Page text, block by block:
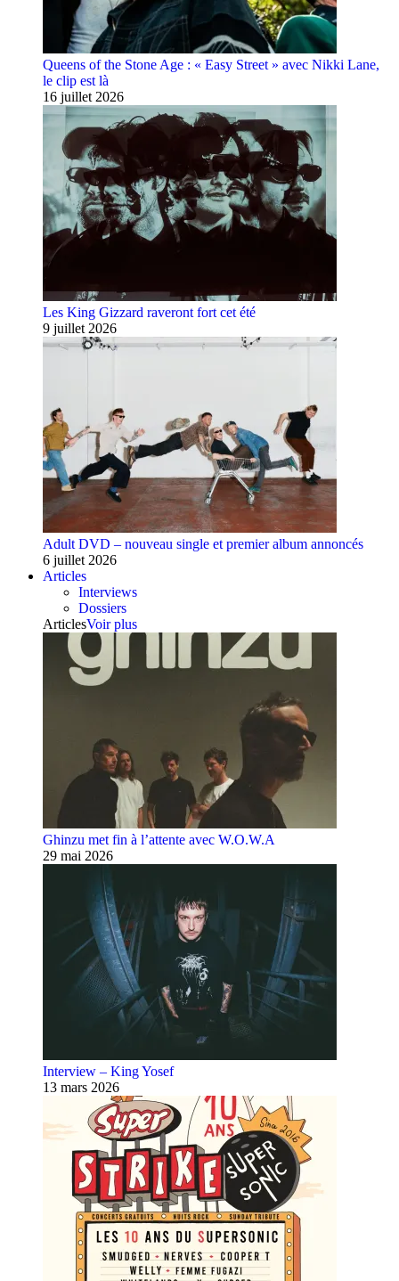
Queens of the Stone Age : « Easy Street » avec Nikki Lane,
le clip est là
16 juillet 2026
Les King Gizzard raveront fort cet été
9 juillet 2026
Adult DVD – nouveau single et premier album annoncés
6 juillet 2026
Articles
Interviews
Dossiers
ArticlesVoir plus
Ghinzu met fin à l’attente avec W.O.W.A
29 mai 2026
Interview – King Yosef
13 mars 2026